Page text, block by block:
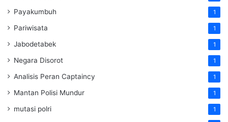
Payakumbuh 1
Pariwisata 1
Jabodetabek 1
Negara Disorot 1
Analisis Peran Captaincy 1
Mantan Polisi Mundur 1
mutasi polri 1